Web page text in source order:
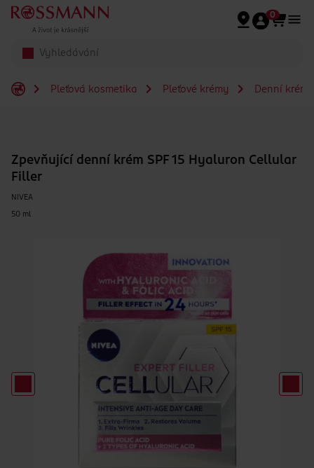
Přeskočit na hlavmní obsah
0
Pleťová kosmetika Pleťové krémy Denní krémy
Zpevňující denní krém SPF 15 Hyaluron Cellular
Filler
NIVEA
50 ml